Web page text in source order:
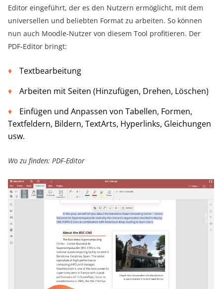
Editor eingeführt, der es den Nutzern ermöglicht, mit dem
universellen und beliebten Format zu arbeiten. So können
nun auch Moodle-Nutzer von diesem Tool profitieren. Der
PDF-Editor bringt:
Textbearbeitung
Arbeiten mit Seiten (Hinzufügen, Drehen, Löschen)
Einfügen und Anpassen von Tabellen, Formen,
Textfeldern, Bildern, TextArts, Hyperlinks, Gleichungen
usw.
Wo zu finden: PDF-Editor